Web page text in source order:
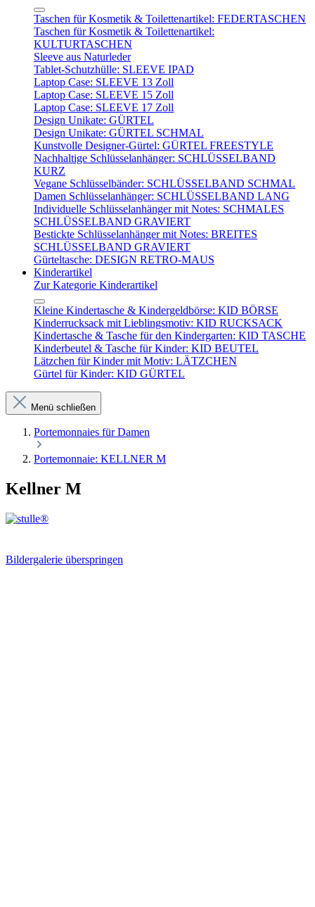
Taschen für Kosmetik & Toilettenartikel: FEDERTASCHEN
Taschen für Kosmetik & Toilettenartikel:
KULTURTASCHEN
Sleeve aus Naturleder
Tablet-Schutzhülle: SLEEVE IPAD
Laptop Case: SLEEVE 13 Zoll
Laptop Case: SLEEVE 15 Zoll
Laptop Case: SLEEVE 17 Zoll
Design Unikate: GÜRTEL
Design Unikate: GÜRTEL SCHMAL
Kunstvolle Designer-Gürtel: GÜRTEL FREESTYLE
Nachhaltige Schlüsselanhänger: SCHLÜSSELBAND
KURZ
Vegane Schlüsselbänder: SCHLÜSSELBAND SCHMAL
Damen Schlüsselanhänger: SCHLÜSSELBAND LANG
Individuelle Schlüsselanhänger mit Notes: SCHMALES
SCHLÜSSELBAND GRAVIERT
Bestickte Schlüsselanhänger mit Notes: BREITES
SCHLÜSSELBAND GRAVIERT
Gürteltasche: DESIGN RETRO-MAUS
Kinderartikel
Zur Kategorie Kinderartikel
Kleine Kindertasche & Kindergeldbörse: KID BÖRSE
Kinderrucksack mit Lieblingsmotiv: KID RUCKSACK
Kindertasche & Tasche für den Kindergarten: KID TASCHE
Kinderbeutel & Tasche für Kinder: KID BEUTEL
Lätzchen für Kinder mit Motiv: LÄTZCHEN
Gürtel für Kinder: KID GÜRTEL
Menü schließen
Portemonnaies für Damen
Portemonnaie: KELLNER M
Kellner M
Bildergalerie überspringen